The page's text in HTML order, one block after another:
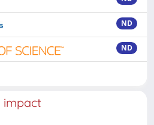
ND
ND
impact